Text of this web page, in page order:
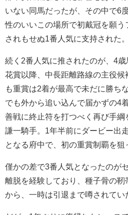
いない同馬だったが、その中で6
性のいいこの場所で初戴冠を願
されもせぬ1番人気に支持された。
続く2番人気に推されたのが、4
花賞以降、中長距離路線の主役候
も重賞は2着が最高で未だに勝ち
でも外から追い込んで届かずの4
善戦に終止符を打つべく再び手
謙一騎手。1年半前にダービー出
となる府中で、初の重賞制覇を狙
僅かの差で3番人気となったのが
離脱を経験しており、種子骨の
から、一時は引退まで噂されてい